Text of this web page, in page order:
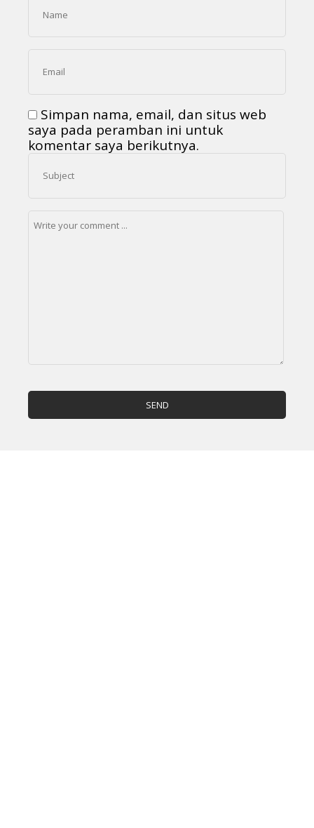
Simpan nama, email, dan situs web
saya pada peramban ini untuk
komentar saya berikutnya.